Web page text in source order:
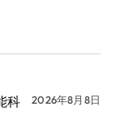
科
2026年8月8日